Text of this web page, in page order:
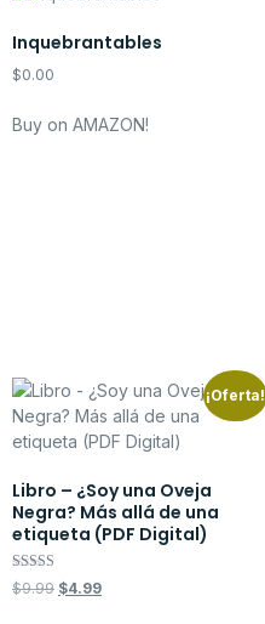
Inquebrantables
$0.00
Buy on AMAZON!
¡Oferta!
Libro – ¿Soy una Oveja
Negra? Más allá de una
etiqueta (PDF Digital)
Valorado con
5.00
$9.99 $4.99